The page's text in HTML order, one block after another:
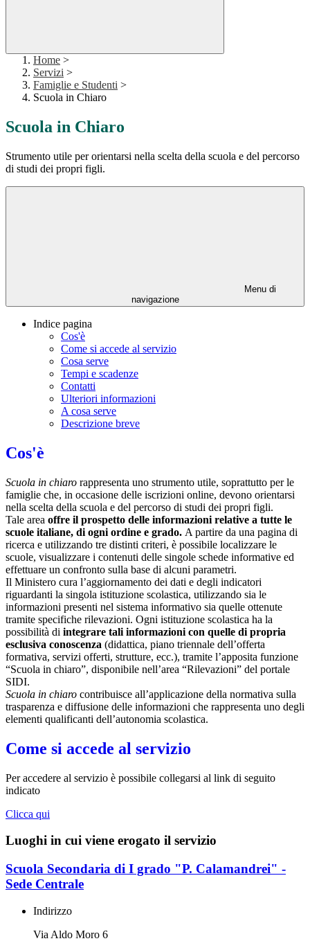
Home >
Servizi >
Famiglie e Studenti >
Scuola in Chiaro
Scuola in Chiaro
Strumento utile per orientarsi nella scelta della scuola e del percorso
di studi dei propri figli.
Menu di
navigazione
Indice pagina
Cos'è
Come si accede al servizio
Cosa serve
Tempi e scadenze
Contatti
Ulteriori informazioni
A cosa serve
Descrizione breve
Cos'è
Scuola in chiaro rappresenta uno strumento utile, soprattutto per le
famiglie che, in occasione delle iscrizioni online, devono orientarsi
nella scelta della scuola e del percorso di studi dei propri figli.
Tale area offre il prospetto delle informazioni relative a tutte le
scuole italiane, di ogni ordine e grado. A partire da una pagina di
ricerca e utilizzando tre distinti criteri, è possibile localizzare le
scuole, visualizzare i contenuti delle singole schede informative ed
effettuare un confronto sulla base di alcuni parametri.
Il Ministero cura l’aggiornamento dei dati e degli indicatori
riguardanti la singola istituzione scolastica, utilizzando sia le
informazioni presenti nel sistema informativo sia quelle ottenute
tramite specifiche rilevazioni. Ogni istituzione scolastica ha la
possibilità di integrare tali informazioni con quelle di propria
esclusiva conoscenza (didattica, piano triennale dell’offerta
formativa, servizi offerti, strutture, ecc.), tramite l’apposita funzione
“Scuola in chiaro”, disponibile nell’area “Rilevazioni” del portale
SIDI.
Scuola in chiaro contribuisce all’applicazione della normativa sulla
trasparenza e diffusione delle informazioni che rappresenta uno degli
elementi qualificanti dell’autonomia scolastica.
Come si accede al servizio
Per accedere al servizio è possibile collegarsi al link di seguito
indicato
Clicca qui
Luoghi in cui viene erogato il servizio
Scuola Secondaria di I grado "P. Calamandrei" -
Sede Centrale
Indirizzo
Via Aldo Moro 6